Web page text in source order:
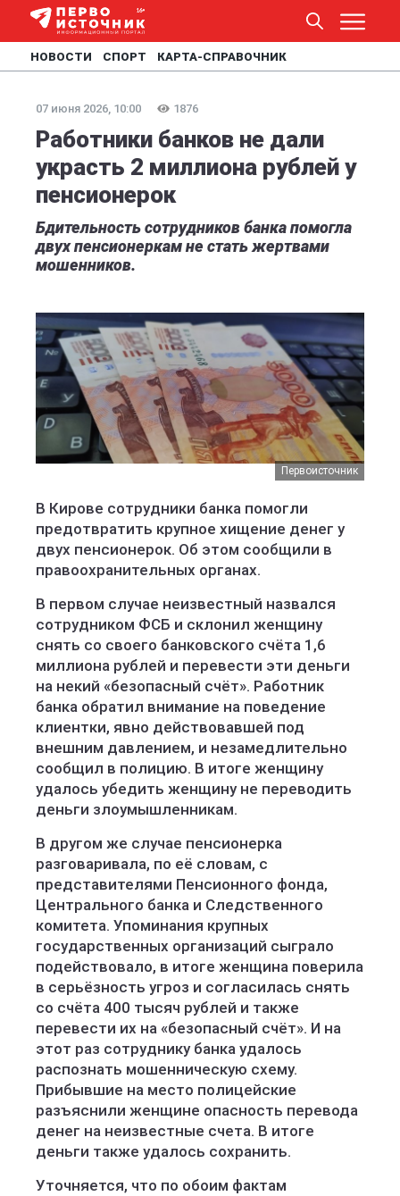
НОВОСТИ СПОРТ КАРТА-СПРАВОЧНИК
07 июня 2026, 10:00 1876
Работники банков не дали
украсть 2 миллиона рублей у
пенсионерок
Бдительность сотрудников банка помогла
двух пенсионеркам не стать жертвами
мошенников.
Первоисточник
В Кирове сотрудники банка помогли
предотвратить крупное хищение денег у
двух пенсионерок. Об этом сообщили в
правоохранительных органах.
В первом случае неизвестный назвался
сотрудником ФСБ и склонил женщину
снять со своего банковского счёта 1,6
миллиона рублей и перевести эти деньги
на некий «безопасный счёт». Работник
банка обратил внимание на поведение
клиентки, явно действовавшей под
внешним давлением, и незамедлительно
сообщил в полицию. В итоге женщину
удалось убедить женщину не переводить
деньги злоумышленникам.
В другом же случае пенсионерка
разговаривала, по её словам, с
представителями Пенсионного фонда,
Центрального банка и Следственного
комитета. Упоминания крупных
государственных организаций сыграло
подействовало, в итоге женщина поверила
в серьёзность угроз и согласилась снять
со счёта 400 тысяч рублей и также
перевести их на «безопасный счёт». И на
этот раз сотруднику банка удалось
распознать мошенническую схему.
Прибывшие на место полицейские
разъяснили женщине опасность перевода
денег на неизвестные счета. В итоге
деньги также удалось сохранить.
Уточняется, что по обоим фактам